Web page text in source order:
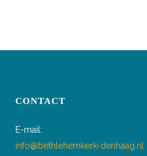
CONTACT
E-mail:
info@bethlehemkerk-denhaag.nl